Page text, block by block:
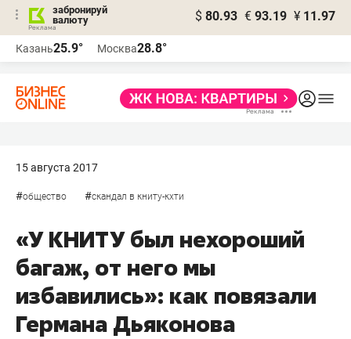
забронируй
валюту
$ 80.93 € 93.19 ¥ 11.97
Казань25.9° Москва28.8°
15 августа 2017
#общество #скандал в книту-кхти
«У КНИТУ был нехороший
багаж, от него мы
избавились»: как повязали
Германа Дьяконова